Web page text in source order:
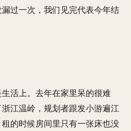
过一次，我们见完代表今年结
活上。去年在家里呆的很难
江温岭，规划者跟发小游遍江
的时候房间里只有一张床也没